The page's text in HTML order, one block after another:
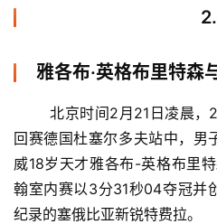
2.
雅各布·英格布里特森
	北京时间2月21日凌晨，2019年国际田联世界室内巡
回赛德国杜塞尔多夫站中，男
威18岁天才雅各布-英格布里
翰室内赛以3分31秒04夺冠并
纪录的塞俄比亚新锐特费拉。